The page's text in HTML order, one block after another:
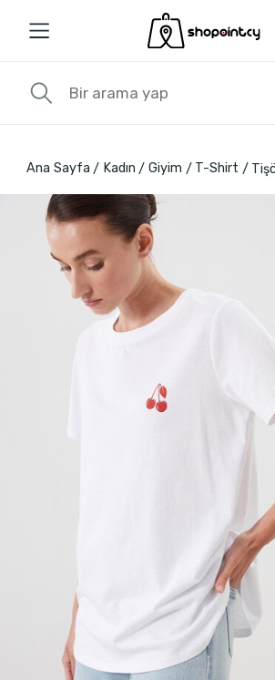
Ana Sayfa Kadın Giyim T-Shirt